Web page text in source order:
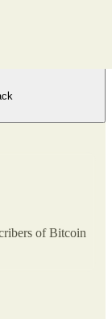
of Bitcoin